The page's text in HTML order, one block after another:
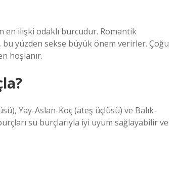
en ilişki odaklı burcudur. Romantik
yüzden sekse büyük önem verirler. Çoğu
hoşlanır.
Yay-Aslan-Koç (ateş üçlüsü) ve Balık-
su burçlarıyla iyi uyum sağlayabilir ve